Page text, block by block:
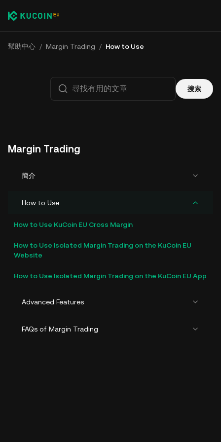
幫助中心 / Margin Trading / How to Use
搜索
Margin Trading
簡介
How to Use
How to Use KuCoin EU Cross Margin
How to Use Isolated Margin Trading on the KuCoin EU
Website
How to Use Isolated Margin Trading on the KuCoin EU App
Advanced Features
FAQs of Margin Trading